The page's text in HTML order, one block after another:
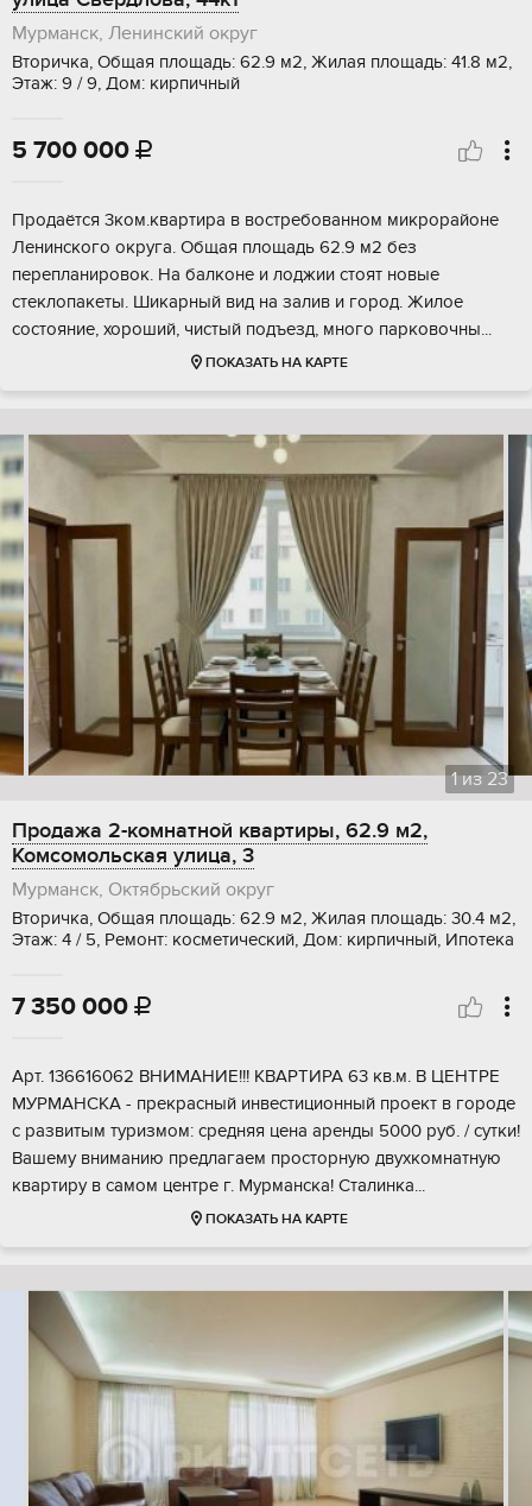
Мурманск, Ленинский округ
Вторичка, Общая площадь: 62.9 м2, Жилая площадь: 41.8 м2,
Этаж: 9 / 9, Дом: кирпичный
5 700 000 
Продаётся 3ком.квартира в востребованном микрорайоне
Ленинского округа. Общая площадь 62.9 м2 без
перепланировок. На балконе и лоджии стоят новые
стеклопакеты. Шикарный вид на залив и город. Жилое
состояние, хороший, чистый подъезд, много парковочны...
ПОКАЗАТЬ НА КАРТЕ
1из 23
Продажа 2-комнатной квартиры, 62.9 м2,
Комсомольская улица, 3
Мурманск, Октябрьский округ
Вторичка, Общая площадь: 62.9 м2, Жилая площадь: 30.4 м2,
Этаж: 4 / 5, Ремонт: косметический, Дом: кирпичный, Ипотека
7 350 000 
Арт. 136616062 ВНИМАНИЕ!!! КВАРТИРА 63 кв.м. В ЦЕНТРЕ
МУРМАНСКА - прекрасный инвестиционный проект в городе
с развитым туризмом: средняя цена аренды 5000 руб. / сутки!
Вашему вниманию предлагаем просторную двухкомнатную
квартиру в самом центре г. Мурманска! Сталинка...
ПОКАЗАТЬ НА КАРТЕ